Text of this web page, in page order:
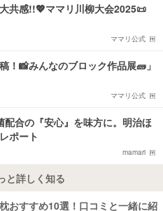
共感!!💖ママリ川柳大会2025📜
ママリ公式
！📸みんなのブロック作品展🧱」
ママリ公式
配合の『安心』を味方に。明治ほ
ポート
mamari
と詳しく知る
おすすめ10選！口コミと一緒に紹